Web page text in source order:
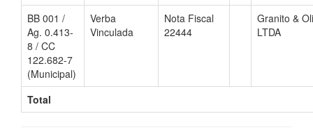
BB 001 /
Ag. 0.413-
8 / CC
122.682-7
(Municipal)
Verba
Vinculada
Nota Fiscal
22444
Granito &
LTDA
Total